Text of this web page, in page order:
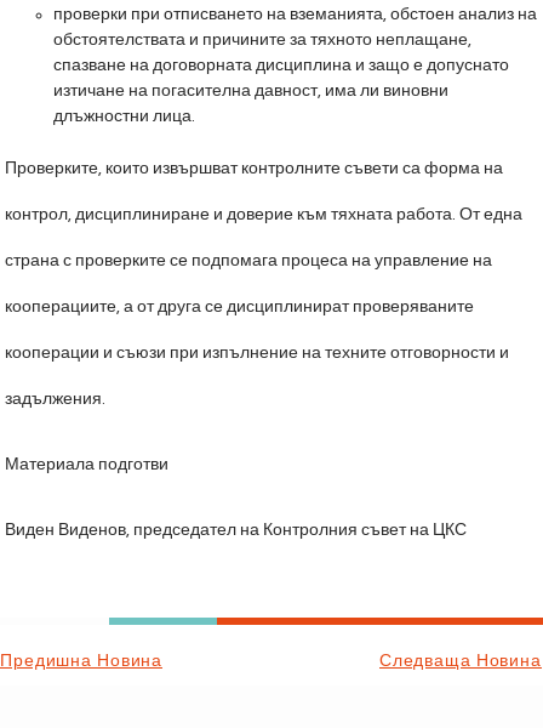
проверки при отписването на вземанията, обстоен анализ на
обстоятелствата и причините за тяхното неплащане,
спазване на договорната дисциплина и защо е допуснато
изтичане на погасителна давност, има ли виновни
длъжностни лица.
Проверките, които извършват контролните съвети са форма на
контрол, дисциплиниране и доверие към тяхната работа. От една
страна с проверките се подпомага процеса на управление на
кооперациите, а от друга се дисциплинират проверяваните
кооперации и съюзи при изпълнение на техните отговорности и
задължения.
Материала подготви
Виден Виденов, председател на Контролния съвет на ЦКС
Предишна Новина Следваща Новина